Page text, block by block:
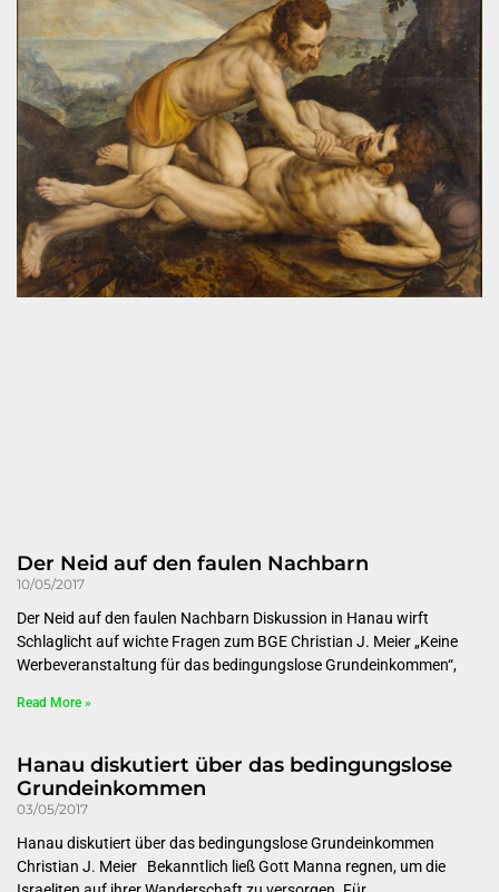
Der Neid auf den faulen Nachbarn
10/05/2017
Der Neid auf den faulen Nachbarn Diskussion in Hanau wirft
Schlaglicht auf wichte Fragen zum BGE Christian J. Meier „Keine
Werbeveranstaltung für das bedingungslose Grundeinkommen“,
Read More »
Hanau diskutiert über das bedingungslose
Grundeinkommen
03/05/2017
Hanau diskutiert über das bedingungslose Grundeinkommen
Christian J. Meier Bekanntlich ließ Gott Manna regnen, um die